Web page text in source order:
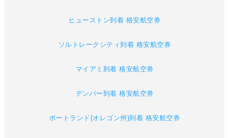
ヒューストン到着 格安航空券
ソルトレークシティ到着 格安航空券
マイアミ到着 格安航空券
デンバー到着 格安航空券
ポートランド(オレゴン州)到着 格安航空券